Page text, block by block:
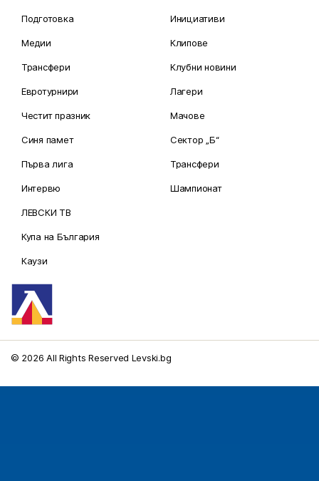
Подготовка
Медии
Трансфери
Евротурнири
Честит празник
Синя памет
Първа лига
Интервю
ЛЕВСКИ ТВ
Купа на България
Каузи
Инициативи
Клипове
Клубни новини
Лагери
Мачове
Сектор „Б“
Трансфери
Шампионат
© 2026 All Rights Reserved Levski.bg